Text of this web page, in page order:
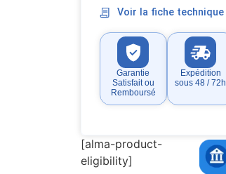
Voir la fiche technique
Garantie
Satisfait ou
Remboursé
Expédition
sous 48 / 72h
[alma-product-
eligibility]